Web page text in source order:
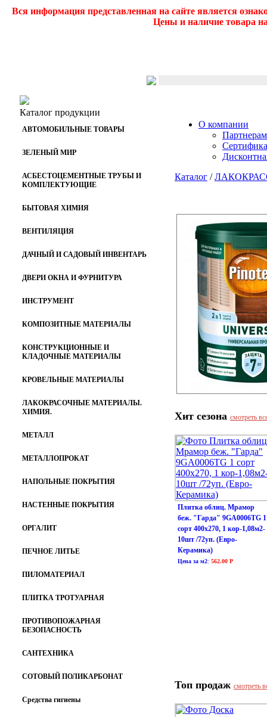
Вся информация представленная на сайте является
Цены и наличие товара
Каталог продукции
АВТОМОБИЛЬНЫЕ ТОВАРЫ
ЗЕЛЕНЫЙ МИР
АСБЕСТОЦЕМЕНТНЫЕ ТРУБЫ И
КОМПЛЕКТУЮЩИЕ
БЫТОВАЯ ХИМИЯ
ВЕНТИЛЯЦИЯ
ДАЧНЫЙ И САДОВЫЙ ИНВЕНТАРЬ
ДВЕРИ ОКНА И ФУРНИТУРА
ИНСТРУМЕНТ
КОМПОЗИТНЫЕ МАТЕРИАЛЫ
КОНСТРУКЦИОННЫЕ И
КЛАДОЧНЫЕ МАТЕРИАЛЫ
КРОВЕЛЬНЫЕ МАТЕРИАЛЫ
ЛАКОКРАСОЧНЫЕ МАТЕРИАЛЫ.
ХИМИЯ.
МЕТАЛЛ
МЕТАЛЛОПРОКАТ
НАПОЛЬНЫЕ ПОКРЫТИЯ
НАСТЕННЫЕ ПОКРЫТИЯ
ОРГАЛИТ
ПЕЧНОЕ ЛИТЬЕ
ПИЛОМАТЕРИАЛ
ПЛИТКА ТРОТУАРНАЯ
ПРОТИВОПОЖАРНАЯ
БЕЗОПАСНОСТЬ
САНТЕХНИКА
СОТОВЫЙ ПОЛИКАРБОНАТ
Средства гигиены
О компании
Партнерам
Каталог /
Хит сезона смотреть
Плитка облиц. Мрамор
беж. "Гарда" 9GA0006TG 1
сорт 400х270, 1 кор-1,08м2-
10шт /72уп. (Евро-
Керамика)
Цена за м2: 562.00 Р
Топ продаж смотреть